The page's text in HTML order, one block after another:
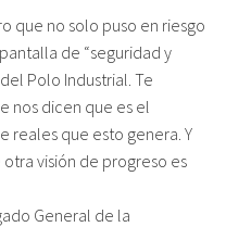
que no solo puso en riesgo
de “seguridad y
Polo Industrial. Te
nos dicen que es el
reales que esto genera. Y
visión de progreso es
General de la